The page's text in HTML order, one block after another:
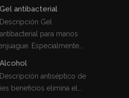
Gel antibacterial
Descripción Gel
antibacterial para manos
Especialmente...
Alcohol
Descripción antiséptico de
beneficios elimina el...